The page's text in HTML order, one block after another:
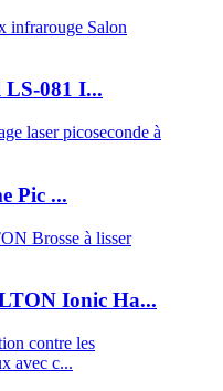
LS-081 I...
Pic ...
Ionic Ha...